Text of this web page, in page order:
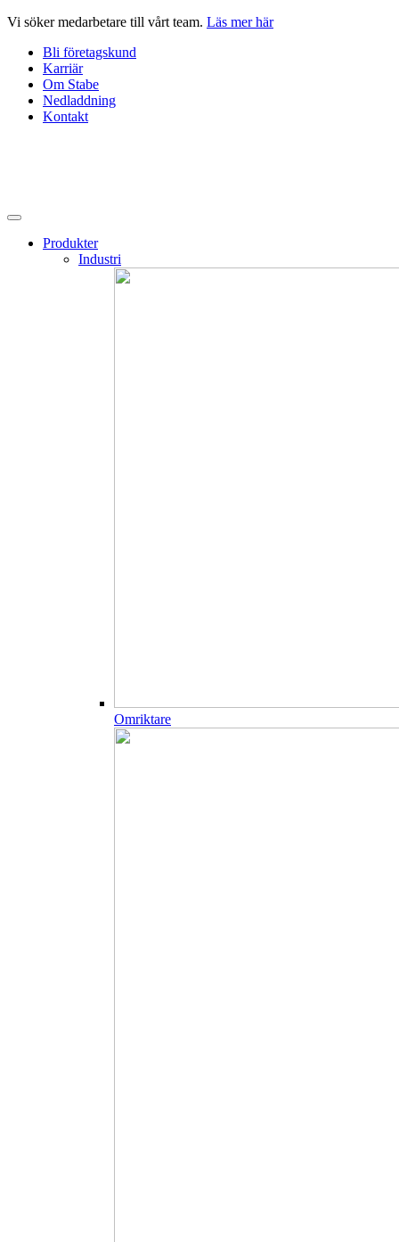
Hoppa
innehåll
Vi söker medarbetare till vårt team. Läs mer här
Bli företagskund
Karriär
Om Stabe
Nedladdning
Kontakt
Produkter
Industri
Omriktare